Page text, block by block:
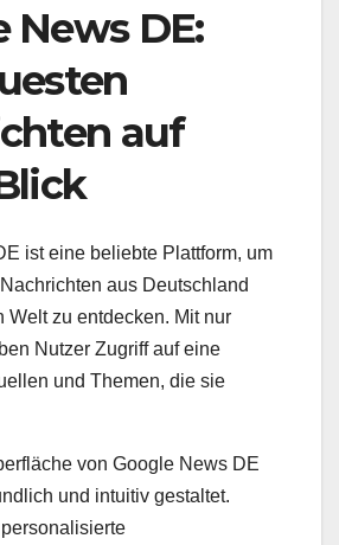
News DE:
auf
ist eine beliebte Plattform, um
aus Deutschland
Welt zu entdecken. Mit nur
Nutzer Zugriff auf eine
und Themen, die sie
von Google News DE
und intuitiv gestaltet.